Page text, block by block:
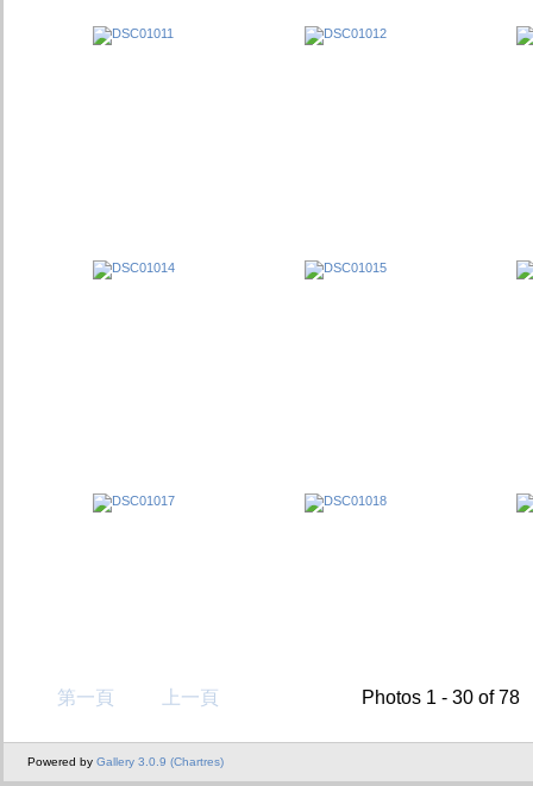
第一頁 上一頁 Photos 1 - 30 of 78
Powered by Gallery 3.0.9 (Chartres)